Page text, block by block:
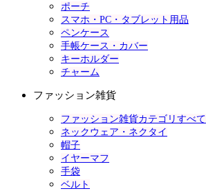
ポーチ
スマホ・PC・タブレット用品
ペンケース
手帳ケース・カバー
キーホルダー
チャーム
ファッション雑貨
ファッション雑貨カテゴリすべて
ネックウェア・ネクタイ
帽子
イヤーマフ
手袋
ベルト